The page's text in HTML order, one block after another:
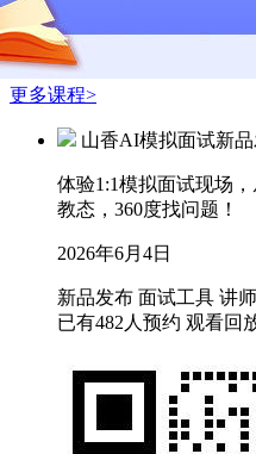
更多课程>
山香AI模拟面试新
体验1:1模拟面试现场
教态，360度找问题！
2026年6月4日
新品发布 面试工具 讲
已有482人预约 观看回